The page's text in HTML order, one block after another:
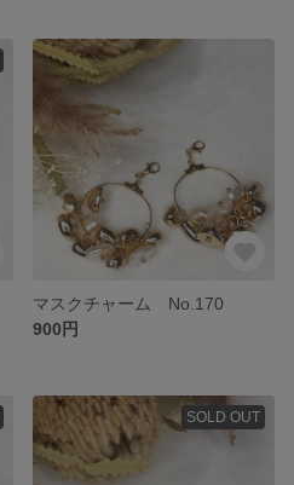
マスクチャーム No.170
900円
SOLD OUT